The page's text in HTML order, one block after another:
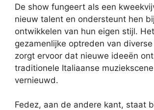
De show fungeert als een
nieuw talent en ondersteunt hen
ontwikkelen van hun eigen stijl. Het
gezamenlijke optreden van
zorgt ervoor dat nieuwe ideeën
traditionele Italiaanse
vernieuwd.
Fedez, aan de andere kant, staat